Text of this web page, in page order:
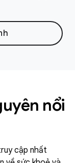
nổi
cập nhất